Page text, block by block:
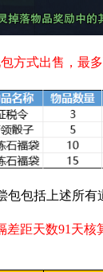
方式出售，最
包包括上述所有
距天数91天